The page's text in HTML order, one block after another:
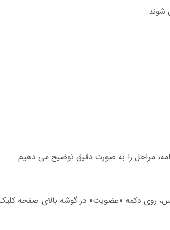
مراحل را به صورت دقیق توضیح می دهیم.
روی دکمه «عضویت» در گوشه بالای صفحه